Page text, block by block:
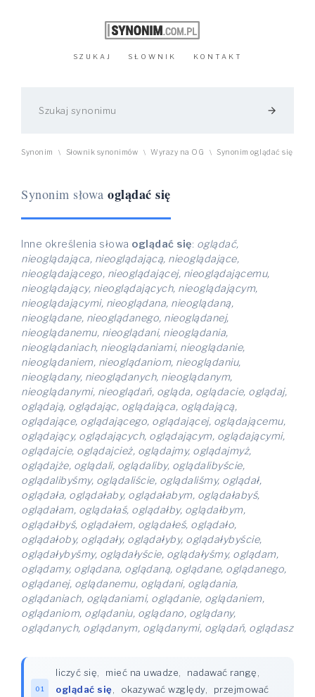
SZUKAJ SŁOWNIK KONTAKT
arrow_forward
Synonim \ Słownik synonimów \ Wyrazy na OG \ Synonim oglądać się
Synonim słowa oglądać się
Inne określenia słowa oglądać się: oglądać,
nieoglądająca, nieoglądającą, nieoglądające,
nieoglądającego, nieoglądającej, nieoglądającemu,
nieoglądający, nieoglądających, nieoglądającym,
nieoglądającymi, nieoglądana, nieoglądaną,
nieoglądane, nieoglądanego, nieoglądanej,
nieoglądanemu, nieoglądani, nieoglądania,
nieoglądaniach, nieoglądaniami, nieoglądanie,
nieoglądaniem, nieoglądaniom, nieoglądaniu,
nieoglądany, nieoglądanych, nieoglądanym,
nieoglądanymi, nieoglądań, ogląda, oglądacie, oglądaj,
oglądają, oglądając, oglądająca, oglądającą,
oglądające, oglądającego, oglądającej, oglądającemu,
oglądający, oglądających, oglądającym, oglądającymi,
oglądajcie, oglądajcież, oglądajmy, oglądajmyż,
oglądajże, oglądali, oglądaliby, oglądalibyście,
oglądalibyśmy, oglądaliście, oglądaliśmy, oglądał,
oglądała, oglądałaby, oglądałabym, oglądałabyś,
oglądałam, oglądałaś, oglądałby, oglądałbym,
oglądałbyś, oglądałem, oglądałeś, oglądało,
oglądałoby, oglądały, oglądałyby, oglądałybyście,
oglądałybyśmy, oglądałyście, oglądałyśmy, oglądam,
oglądamy, oglądana, oglądaną, oglądane, oglądanego,
oglądanej, oglądanemu, oglądani, oglądania,
oglądaniach, oglądaniami, oglądanie, oglądaniem,
oglądaniom, oglądaniu, oglądano, oglądany,
oglądanych, oglądanym, oglądanymi, oglądań, oglądasz
01
liczyć się mieć na uwadze nadawać rangę
oglądać się
okazywać względy,
przejmować